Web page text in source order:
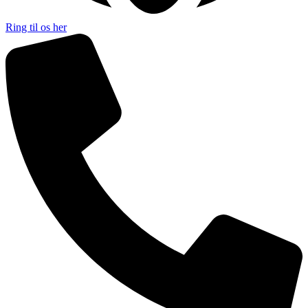
Ring til os her